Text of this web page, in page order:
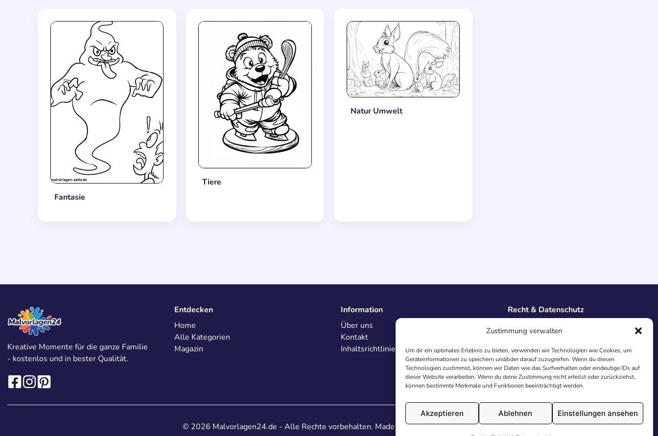
Zustimmung verwalten
Um dir ein optimales Erlebnis zu bieten, verwenden wir Technologien wie Cookies, um
Geräteinformationen zu speichern und/oder darauf zuzugreifen. Wenn du diesen
Technologien zustimmst, können wir Daten wie das Surfverhalten oder eindeutige IDs auf
dieser Website verarbeiten. Wenn du deine Zustimmung nicht erteilst oder zurückziehst,
können bestimmte Merkmale und Funktionen beeinträchtigt werden.
Akzeptieren Ablehnen Einstellungen ansehen
Fantasie
Tiere
Natur Umwelt
Kreative Momente für die ganze Familie
- kostenlos und in bester Qualität.
Entdecken
Home
Alle Kategorien
Magazin
Information
Über uns
Kontakt
Inhaltsrichtlinien
Recht & Datenschutz
Datenschutz
AGB
Cookies
© 2026 Malvorlagen24.de - Alle Rechte vorbehalten. Made with♥in Deutschland.